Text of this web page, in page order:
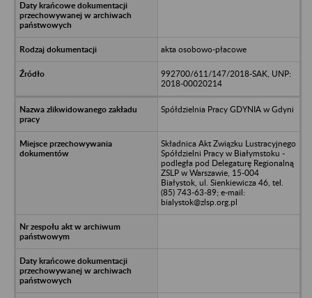
akta osobowo-płacowe
992700/611/147/2018-SAK, UNP:
2018-00020214
Spółdzielnia Pracy GDYNIA w Gdyni
Składnica Akt Związku Lustracyjnego
Spółdzielni Pracy w Białymstoku -
podległa pod Delegaturę Regionalną
ZSLP w Warszawie, 15-004
Białystok, ul. Sienkiewicza 46, tel.
(85) 743-63-89; e-mail:
bialystok@zlsp.org.pl